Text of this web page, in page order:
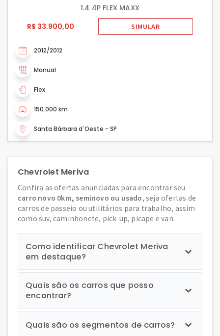
1.4 4P FLEX MAXX
R$ 33.900,00
SIMULAR
2012/2012
Manual
Flex
150.000 km
Santa Bárbara d`Oeste - SP
Chevrolet Meriva
Confira as ofertas anunciadas para encontrar seu
carro novo 0km, seminovo ou usado, seja ofertas de
carros de passeio ou utilitários para trabalho, assim
como suv, caminhonete, pick-up, picape e van.
Como identificar Chevrolet Meriva
em destaque?
Quais são os carros que posso
encontrar?
Quais são os segmentos de carros?